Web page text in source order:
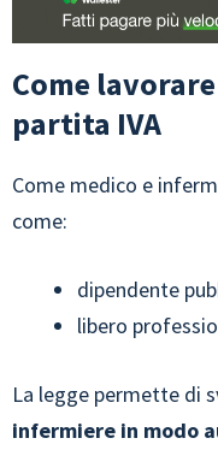
Come
partita IVA
Come medico e
come:
dipendente
libero
La legge permette di
infermiere in modo